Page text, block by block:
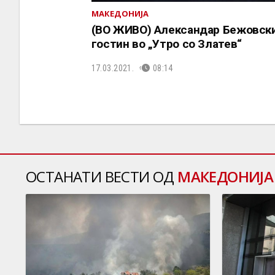
МАКЕДОНИЈА
(ВО ЖИВО) Александар
гостин во „Утро со Златев“
17.03.2021. 08:14
ОСТАНАТИ ВЕСТИ ОД МАКЕДОНИЈА